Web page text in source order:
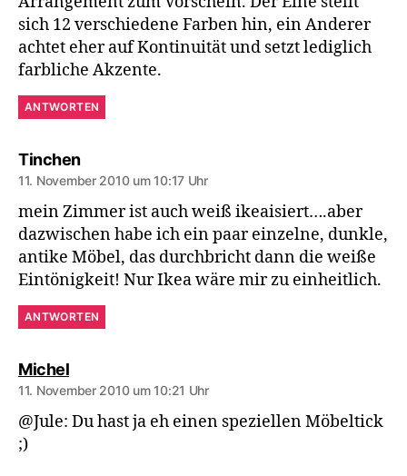
sich 12 verschiedene Farben hin, ein Anderer
achtet eher auf Kontinuität und setzt lediglich
farbliche Akzente.
ANTWORTEN
Tinchensagt:
11. November 2010 um 10:17 Uhr
mein Zimmer ist auch weiß ikeaisiert….aber
dazwischen habe ich ein paar einzelne, dunkle,
antike Möbel, das durchbricht dann die weiße
Eintönigkeit! Nur Ikea wäre mir zu einheitlich.
ANTWORTEN
Michelsagt:
11. November 2010 um 10:21 Uhr
@Jule: Du hast ja eh einen speziellen Möbeltick
;)